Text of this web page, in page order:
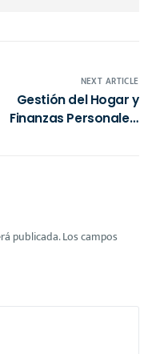
NEXT ARTICLE
Gestión del Hogar y
Finanzas Personales:
publicada.Los campos